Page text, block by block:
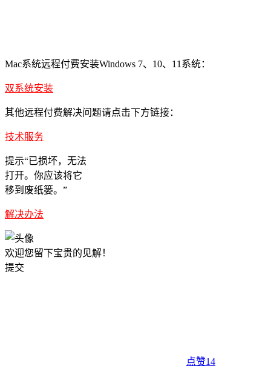
Mac系统远程付费安装Windows 7、10、11系统：
双系统安装
其他远程付费解决问题请点击下方链接：
技术服务
提示“已损坏，无法
打开。你应该将它
移到废纸篓。”
解决办法
欢迎您留下宝贵的见解！
提交
点赞14